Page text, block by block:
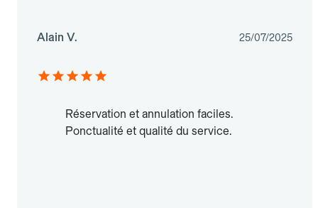
Alain V. 25/07/2025
Réservation et annulation faciles.
Ponctualité et qualité du service.